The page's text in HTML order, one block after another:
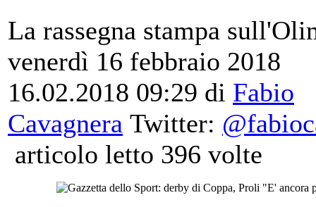
La rassegna stampa
venerdì 16 febbraio 2018
16.02.2018 09:29 di Fabio
Cavagnera Twitter:
articolo letto 396 volte